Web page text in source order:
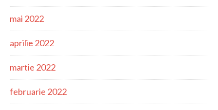
mai 2022
aprilie 2022
martie 2022
februarie 2022